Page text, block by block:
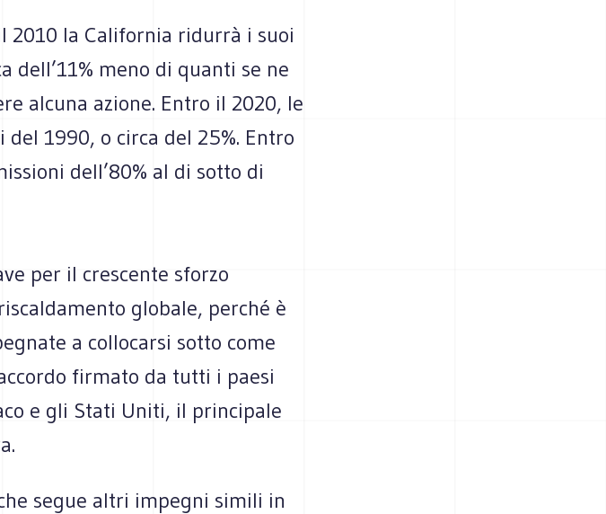
2010 la California ridurrà i suoi
dell’11% meno di quanti se ne
alcuna azione. Entro il 2020, le
1990, o circa del 25%. Entro
dell’80% al di sotto di
per il crescente sforzo
globale, perché è
a collocarsi sotto come
firmato da tutti i paesi
e gli Stati Uniti, il principale
segue altri impegni simili in